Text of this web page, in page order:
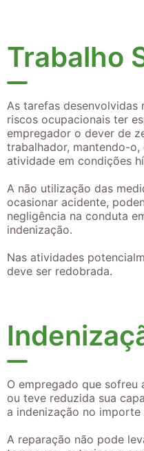
Trabalho
As tarefas desenvolvidas
riscos ocupacionais ter
empregador o dever de
trabalhador, mantendo-
atividade em condições
A não utilização das
ocasionar acidente,
negligência na conduta
indenização.
Nas atividades
deve ser redobrada.
O empregado que sofreu
ou teve reduzida sua
a indenização no
A reparação não pode